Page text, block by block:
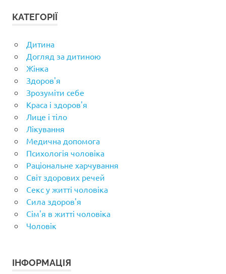
КАТЕГОРІЇ
Дитина
Догляд за дитиною
Жінка
Здоров'я
Зрозуміти себе
Краса і здоров'я
Лице і тіло
Лікування
Медична допомога
Психологія чоловіка
Раціональне харчування
Світ здорових речей
Секс у житті чоловіка
Сила здоров'я
Сім'я в житті чоловіка
Чоловік
ІНФОРМАЦІЯ